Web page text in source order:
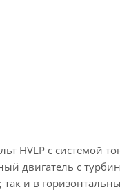
HVLP с системой
двигатель с
так и в